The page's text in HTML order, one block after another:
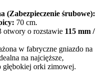
(Zabezpieczenie śrubowe):
70 cm.
otwory o rozstawie 115 mm /
w fabryczne gniazdo na
na najcięższe,
orki zimowej.